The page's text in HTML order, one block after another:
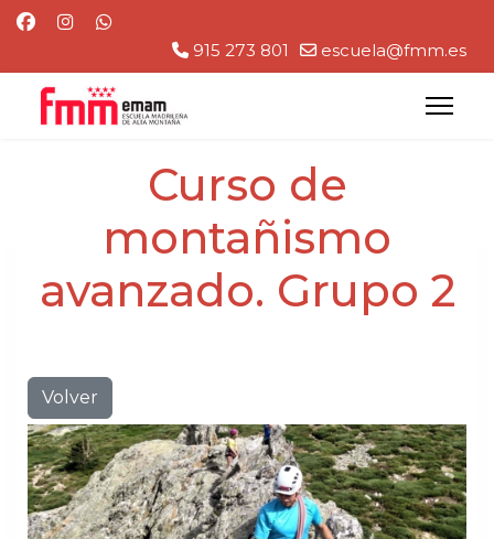
915 273 801 escuela@fmm.es
Curso de
montañismo
avanzado. Grupo 2
Volver